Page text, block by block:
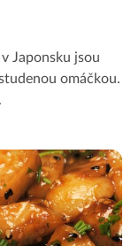
Japonsku jsou
omáčkou.